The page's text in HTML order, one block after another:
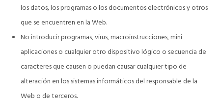
los datos, los programas o los documentos electrónicos y otros
que se encuentren en la Web.
No introducir programas, virus, macroinstrucciones, mini
aplicaciones o cualquier otro dispositivo lógico o secuencia de
caracteres que causen o puedan causar cualquier tipo de
alteración en los sistemas informáticos del responsable de la
Web o de terceros.